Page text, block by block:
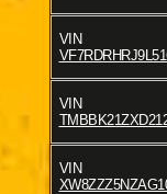
VIN
VIN
VIN